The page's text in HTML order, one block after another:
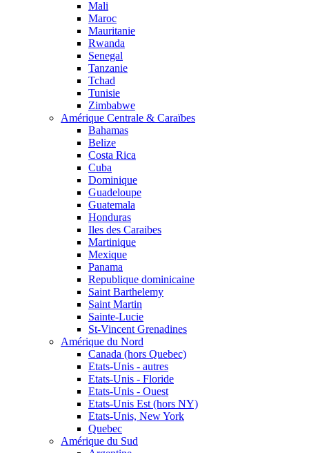
Mali
Maroc
Mauritanie
Rwanda
Senegal
Tanzanie
Tchad
Tunisie
Zimbabwe
Amérique Centrale & Caraïbes
Bahamas
Belize
Costa Rica
Cuba
Dominique
Guadeloupe
Guatemala
Honduras
Iles des Caraibes
Martinique
Mexique
Panama
Republique dominicaine
Saint Barthelemy
Saint Martin
Sainte-Lucie
St-Vincent Grenadines
Amérique du Nord
Canada (hors Quebec)
Etats-Unis - autres
Etats-Unis - Floride
Etats-Unis - Ouest
Etats-Unis Est (hors NY)
Etats-Unis, New York
Quebec
Amérique du Sud